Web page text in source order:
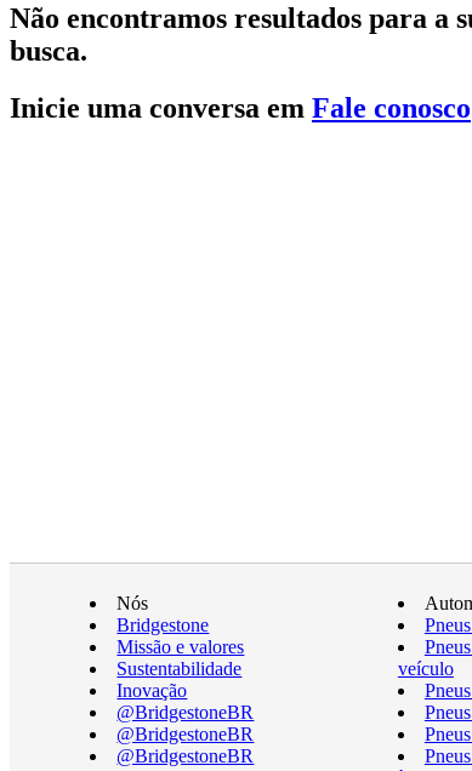
Não encontramos resultados para a
busca.
Inicie uma conversa em Fale conosco
Nós
Bridgestone
Missão e valores
Sustentabilidade
Inovação
@BridgestoneBR
@BridgestoneBR
@BridgestoneBR
veículo